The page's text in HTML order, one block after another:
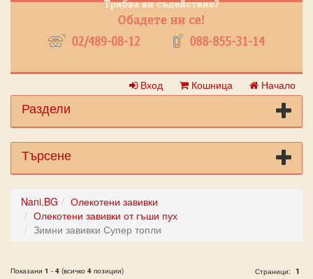
Вход Кошница Начало
Раздели
Търсене
Nani.BG
Олекотени завивки
Олекотени завивки от гъши пух
Зимни завивки Супер топли
Показани 1 - 4 (всичко 4 позиции) Страници: 1